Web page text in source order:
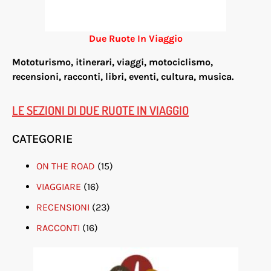
Due Ruote In Viaggio
Mototurismo, itinerari, viaggi, motociclismo,
recensioni, racconti, libri, eventi, cultura, musica.
LE SEZIONI DI DUE RUOTE IN VIAGGIO
CATEGORIE
ON THE ROAD (15)
VIAGGIARE (16)
RECENSIONI (23)
RACCONTI (16)